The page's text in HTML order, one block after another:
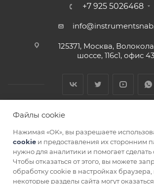
+7 925 5026468
125371, Москва,
шоссе, 116с1, офис
СОГЛАСИЕ НА ОБРАБОТКУ
Файлы cookie
Нажимая «OK», вы разрешаете
cookie и предоставления их сторонним
нужно для аналитики и помогает сделать
Чтобы отказаться от этого, вы можете
обработку cookie в настройках браузера,
некоторые разделы сайта могут оказаться